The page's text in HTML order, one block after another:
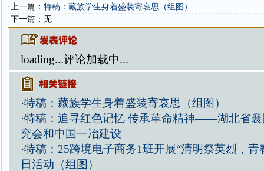
·上一篇： 特稿：藏族学生身着盛装寄哀思（组图）
·下一篇：无
loading...评论加载中...
·特稿：藏族学生身着盛装寄哀思（组图）
·特稿：追寻红色记忆 传承革命精神——湖北省襄
究会和中国一冶建设
·特稿：25跨境电子商务1班开展“清明祭英烈，青
日活动（组图）